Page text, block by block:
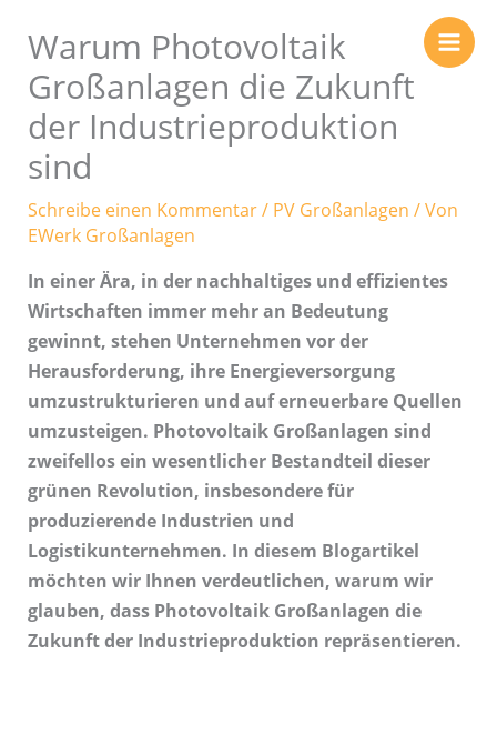
Inhalt
springen
Warum Photovoltaik
Großanlagen die Zukunft
der Industrieproduktion
sind
Schreibe einen Kommentar/ PV Großanlagen / Von
EWerk Großanlagen
In einer Ära, in der nachhaltiges und effizientes
Wirtschaften immer mehr an Bedeutung
gewinnt, stehen Unternehmen vor der
Herausforderung, ihre Energieversorgung
umzustrukturieren und auf erneuerbare Quellen
umzusteigen. Photovoltaik Großanlagen sind
zweifellos ein wesentlicher Bestandteil dieser
grünen Revolution, insbesondere für
produzierende Industrien und
Logistikunternehmen. In diesem Blogartikel
möchten wir Ihnen verdeutlichen, warum wir
glauben, dass Photovoltaik Großanlagen die
Zukunft der Industrieproduktion repräsentieren.